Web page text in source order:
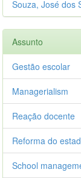
Souza, José dos
Assunto
Gestão escolar
Managerialism
Reação docente
Reforma do
School